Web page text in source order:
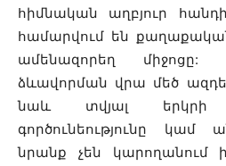
հիմնական աղբյուր
համարվում են
ամենազորեղ միջոցը:
ձևավորման վրա մեծ
նաև տվյալ երկրի
գործունեությունը կամ
նրանք չեն կարողանում